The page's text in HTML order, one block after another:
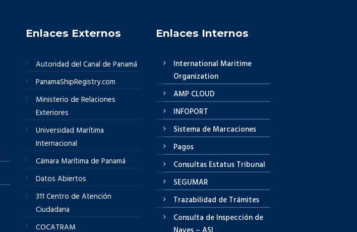
Enlaces Externos
Autoridad del Canal de Panamá
PanamaShipRegistry.com
Ministerio de Relaciones
Exteriores
Universidad Marítima
Internacional
Cámara Marítima de Panamá
Datos Abiertos
311 Centro de Atención
Ciudadana
COCATRAM
Enlaces Internos
International Maritime
Organization
AMP CLOUD
INFOPORT
Sistema de Marcaciones
Pagos
Consultas Estatus Tribunal
SEGUMAR
Trazabilidad de Trámites
Consulta de Inspección de